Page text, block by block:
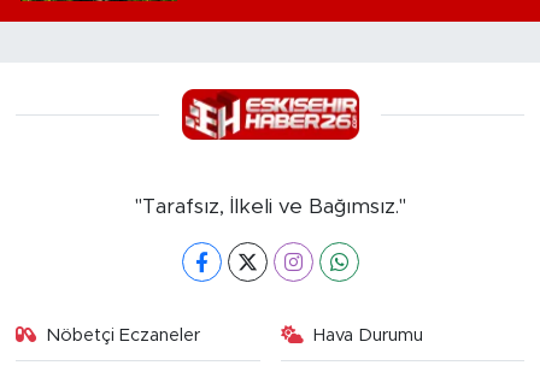
"Tarafsız, İlkeli ve Bağımsız."
Nöbetçi Eczaneler Hava Durumu